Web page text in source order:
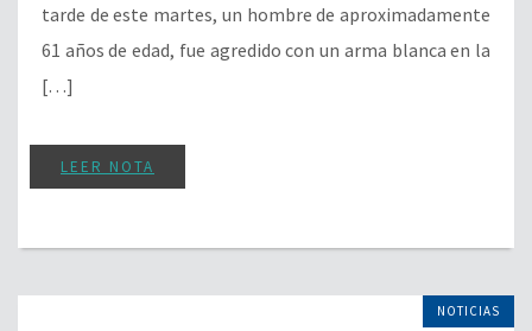
tarde de este martes, un hombre de aproximadamente
61 años de edad, fue agredido con un arma blanca en la
[…]
LEER NOTA
NOTICIAS